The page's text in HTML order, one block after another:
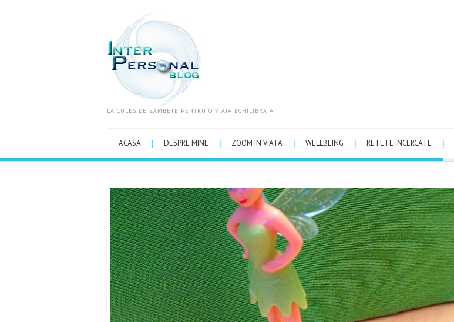
LA CULES DE ZAMBETE PENTRU O VIATA ECHILIBRATA
ACASA DESPRE MINE ZOOM IN VIATA WELLBEING RETETE INCERCATE